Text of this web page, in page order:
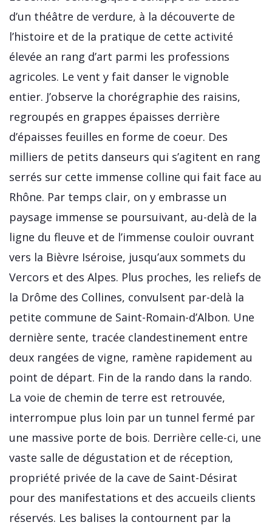
d’un théâtre de verdure, à la découverte de
l’histoire et de la pratique de cette activité
élevée an rang d’art parmi les professions
agricoles. Le vent y fait danser le vignoble
entier. J’observe la chorégraphie des raisins,
regroupés en grappes épaisses derrière
d’épaisses feuilles en forme de coeur. Des
milliers de petits danseurs qui s’agitent en rang
serrés sur cette immense colline qui fait face au
Rhône. Par temps clair, on y embrasse un
paysage immense se poursuivant, au-delà de la
ligne du fleuve et de l’immense couloir ouvrant
vers la Bièvre Iséroise, jusqu’aux sommets du
Vercors et des Alpes. Plus proches, les reliefs de
la Drôme des Collines, convulsent par-delà la
petite commune de Saint-Romain-d’Albon. Une
dernière sente, tracée clandestinement entre
deux rangées de vigne, ramène rapidement au
point de départ. Fin de la rando dans la rando.
La voie de chemin de terre est retrouvée,
interrompue plus loin par un tunnel fermé par
une massive porte de bois. Derrière celle-ci, une
vaste salle de dégustation et de réception,
propriété privée de la cave de Saint-Désirat
pour des manifestations et des accueils clients
réservés. Les balises la contournent par la